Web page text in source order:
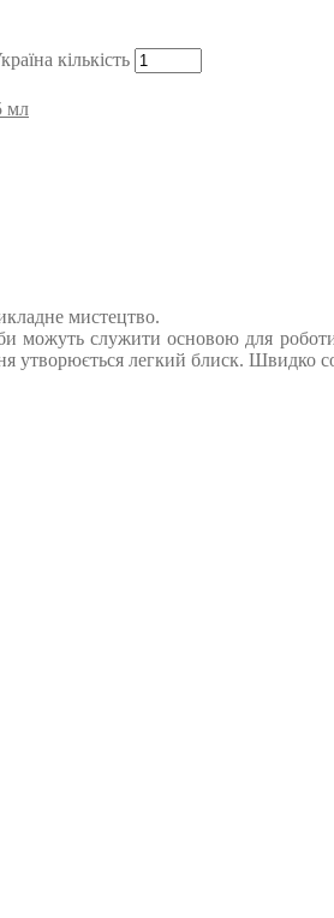
кількість
мл
мистецтво.
можуть служити основою для
легкий блиск. Швидко